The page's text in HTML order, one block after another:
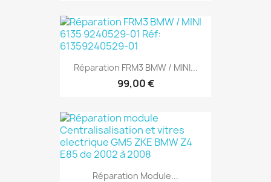
Réparation FRM3 BMW / MINI...
99,00 €
Réparation Module...